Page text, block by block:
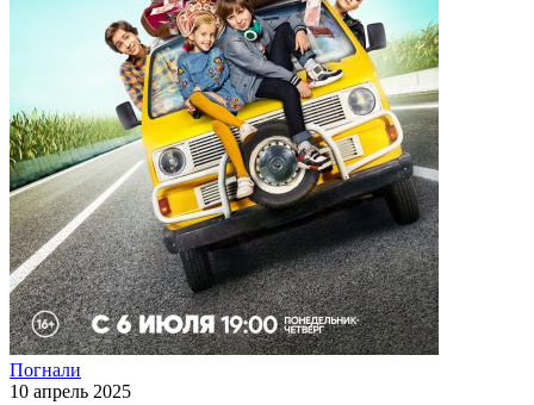
Погнали
10 апрель 2025